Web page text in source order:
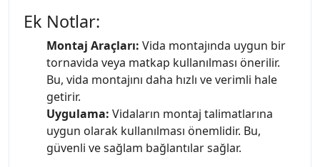
Ek Notlar:
Montaj Araçları: Vida montajında uygun bir
tornavida veya matkap kullanılması önerilir.
Bu, vida montajını daha hızlı ve verimli hale
getirir.
Uygulama: Vidaların montaj talimatlarına
uygun olarak kullanılması önemlidir. Bu,
güvenli ve sağlam bağlantılar sağlar.